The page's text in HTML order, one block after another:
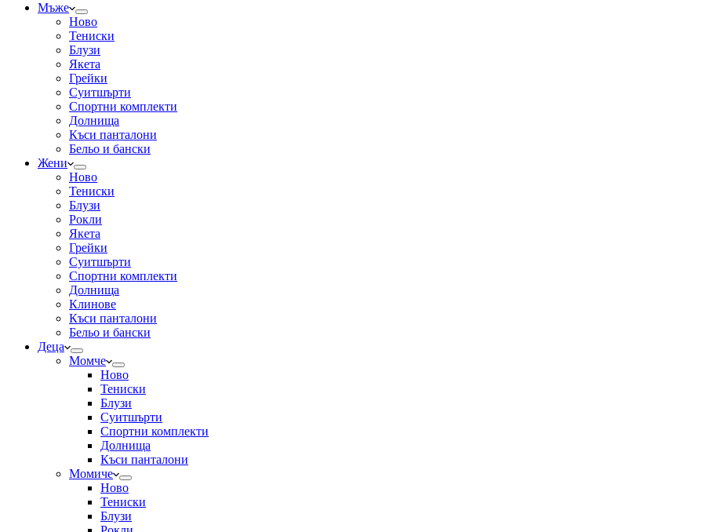
Мъже
Ново
Тениски
Блузи
Якета
Грейки
Суитшърти
Спортни комплекти
Долнища
Къси панталони
Бельо и бански
Жени
Ново
Тениски
Блузи
Рокли
Якета
Грейки
Суитшърти
Спортни комплекти
Долнища
Клинове
Къси панталони
Бельо и бански
Деца
Момче
Ново
Тениски
Блузи
Суитшърти
Спортни комплекти
Долнища
Къси панталони
Момиче
Ново
Тениски
Блузи